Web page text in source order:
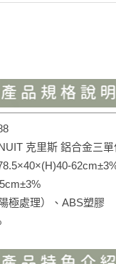
克里斯 鋁合金三
極處理）、ABS塑膠